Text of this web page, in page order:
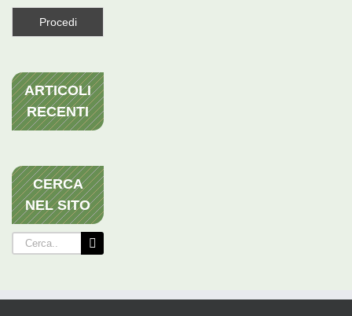
ARTICOLI
RECENTI
CERCA
NEL SITO
Cerca
per: